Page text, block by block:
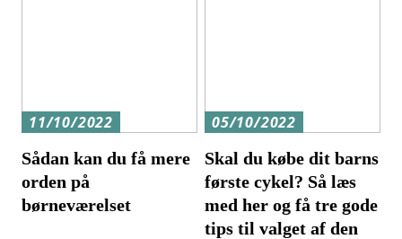
11/10/2022
Sådan kan du få mere
orden på
børneværelset
05/10/2022
Skal du købe dit barns
første cykel? Så læs
med her og få tre gode
tips til valget af den